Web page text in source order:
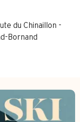
du Chinaillon -
Bornand